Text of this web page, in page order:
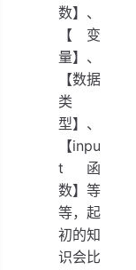
数】、
【变
量】、
【数据
类
型】、
【inpu
t 函
数】等
等，起
初的知
识会比